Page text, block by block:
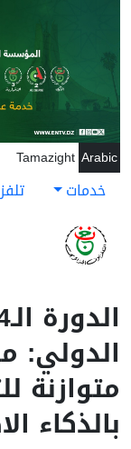
تجاوز إلى المحتوى
Arabic
Tamazight
خدمات
الدولي:
متوازنة
بالذكاء